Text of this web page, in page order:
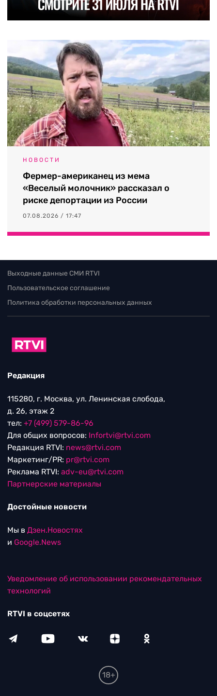
НОВОСТИ
Фермер-американец из мема
«Веселый молочник» рассказал о
риске депортации из России
07.08.2026 / 17:47
Выходные данные СМИ RTVI
Пользовательское соглашение
Политика обработки персональных данных
Редакция
115280, г. Москва, ул. Ленинская слобода,
д. 26, этаж 2
тел: +7 (499) 579-86-96
Для общих вопросов: Infortvi@rtvi.com
Редакция RTVI: news@rtvi.com
Маркетинг/PR: pr@rtvi.com
Реклама RTVI: adv-eu@rtvi.com
Партнерские материалы
Достойные новости
Мы в Дзен.Новостях
и Google.News
Уведомление об использовании рекомендательных
технологий
RTVI в соцсетях
18+